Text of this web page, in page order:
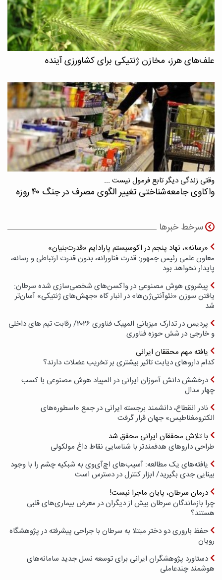
علف‌های هرز، مخازن ژنتیکی برای کشاورزی آینده
وقتی زندگی دیگر تابع فرمول نیست ...
واکاوی جامعه‌شناختی تغییر الگوی مصرف در جنگ ۴۰ روزه
سرخط خبرها
«رسانه»، نهاد پنجم در اکوسیستم پارادایم «قدرت‌بنیان»
معاون علمی رئیس جمهور: قدرت فناورانه، بدون قدرت ارتباطی و رسانه،
پایدار نخواهد بود
پیشروی هوش مصنوعی در واکسن‌های شخصی‌سازی شده سرطان:
یافتن سوزن «نئوآنتی‌ژن‌ها» در انبار کاه «جهش‌های ژنتیکی» آسان‌تر
شد
پردیس در تدارک میزبانی المپیک فناوری ۲۰۲۶/ رقابت تیم های داخلی
و خارجی در شش حوزه فناوری
یافته مهم محققان ایرانی
کدام داروهای دیابت تاثیر بیشتری بر تخریب عضلات دارند؟
درخشش دانش آموزان ایرانی در المپیاد هوش مصنوعی با کسب
چهار مدال
نادر انقطاع، دانشمند برجسته ایرانی در جمع «اسطوره‌های
الکترومغناطیس» جهان قرار گرفت
با تلاش محققان ایرانی محقق شد
طراحی داروهای هدفمندتر با شناسایی نقاط داغ مولکولی
یافته‌های یک مطالعه: آسیب‌های اچ‌آی‌وی به شبکیه چشم را با وجود
بینایی جدی بگیرید/ ابزار کنترل در دسترس است
درمان سرطان، پایان ماجرا نیست!
چرا بازماندگان سرطان بیش از دیگران در معرض بیماری‌های قلبی
هستند؟
حفظ باروری دو دختر مبتلا به سرطان با جراحی پیشرفته در پژوهشگاه
رویان
دستاورد پژوهشگران ایرانی برای توسعه نسل جدید سامانه‌های
هوشمند چندعاملی